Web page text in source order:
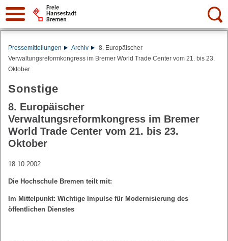
Suche:
Pressemitteilungen Archiv
8. Europäischer
Verwaltungsreformkongress im Bremer World Trade Center vom 21. bis 23.
Oktober
Sonstige
8. Europäischer
Verwaltungsreformkongress im Bremer
World Trade Center vom 21. bis 23.
Oktober
18.10.2002
Die Hochschule Bremen teilt mit:
Im Mittelpunkt: Wichtige Impulse für Modernisierung des
öffentlichen Dienstes